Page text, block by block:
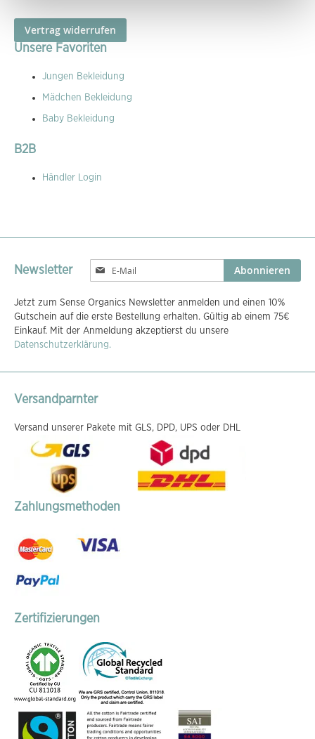
Vertrag widerrufen
Unsere Favoriten
Jungen Bekleidung
Mädchen Bekleidung
Baby Bekleidung
B2B
Händler Login
Newsletter
Melden
Sie
für
unseren
Newsletter
an:
Abonnieren
Jetzt zum Sense Organics Newsletter anmelden und einen 10%
Gutschein auf die erste Bestellung erhalten. Gültig ab einem 75€
Einkauf. Mit der Anmeldung akzeptierst du unsere
Datenschutzerklärung.
Versandparnter
Versand unserer Pakete mit GLS, DPD, UPS oder DHL
Zahlungsmethoden
Zertifizierungen